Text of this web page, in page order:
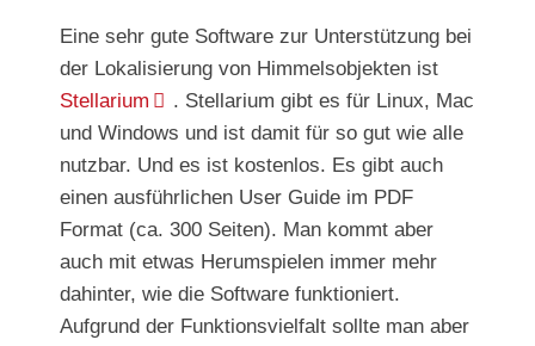
Eine sehr gute Software zur Unterstützung bei
der Lokalisierung von Himmelsobjekten ist
Stellarium
. Stellarium gibt es für Linux, Mac
und Windows und ist damit für so gut wie alle
nutzbar. Und es ist kostenlos. Es gibt auch
einen ausführlichen User Guide im PDF
Format (ca. 300 Seiten). Man kommt aber
auch mit etwas Herumspielen immer mehr
dahinter, wie die Software funktioniert.
Aufgrund der Funktionsvielfalt sollte man aber